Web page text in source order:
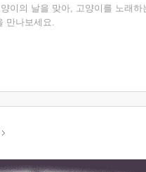
이의 날을 맞아, 고양이를 노래하
만나보세요.